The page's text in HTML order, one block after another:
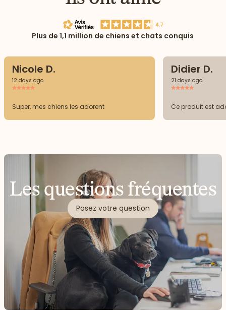
Plus de 1,1 million de chiens et chats conquis
Nicole D.
12 days ago
Super, mes chiens les adorent
Didier D.
21 days ago
Ce produit est
Les questions fréquentes
Posez votre question